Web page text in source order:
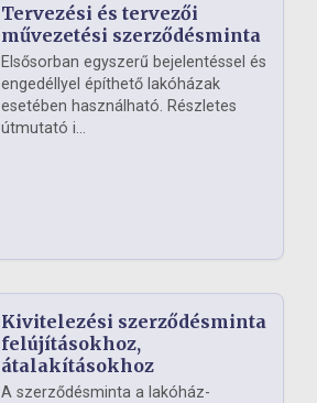
Tervezési és tervezői
művezetési szerződésminta
Elsősorban egyszerű bejelentéssel és
engedéllyel építhető lakóházak
esetében használható. Részletes
útmutató i...
Kivitelezési szerződésminta
felújításokhoz,
átalakításokhoz
A szerződésminta a lakóház-